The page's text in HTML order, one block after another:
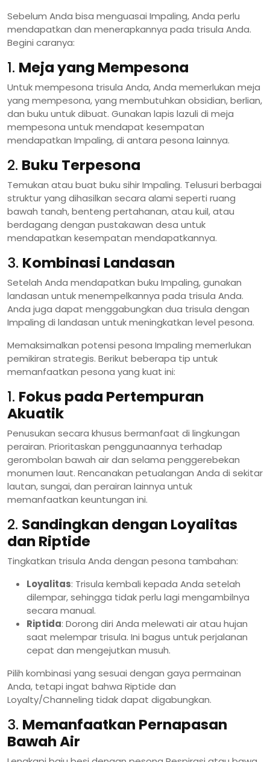
Sebelum Anda bisa menguasai Impaling, Anda perlu
mendapatkan dan menerapkannya pada trisula Anda.
Begini caranya:
1. Meja yang Mempesona
Untuk mempesona trisula Anda, Anda memerlukan meja
yang mempesona, yang membutuhkan obsidian, berlian,
dan buku untuk dibuat. Gunakan lapis lazuli di meja
mempesona untuk mendapat kesempatan
mendapatkan Impaling, di antara pesona lainnya.
2. Buku Terpesona
Temukan atau buat buku sihir Impaling. Telusuri berbagai
struktur yang dihasilkan secara alami seperti ruang
bawah tanah, benteng pertahanan, atau kuil, atau
berdagang dengan pustakawan desa untuk
mendapatkan kesempatan mendapatkannya.
3. Kombinasi Landasan
Setelah Anda mendapatkan buku Impaling, gunakan
landasan untuk menempelkannya pada trisula Anda.
Anda juga dapat menggabungkan dua trisula dengan
Impaling di landasan untuk meningkatkan level pesona.
Memaksimalkan potensi pesona Impaling memerlukan
pemikiran strategis. Berikut beberapa tip untuk
memanfaatkan pesona yang kuat ini:
1. Fokus pada Pertempuran
Akuatik
Penusukan secara khusus bermanfaat di lingkungan
perairan. Prioritaskan penggunaannya terhadap
gerombolan bawah air dan selama penggerebekan
monumen laut. Rencanakan petualangan Anda di sekitar
lautan, sungai, dan perairan lainnya untuk
memanfaatkan keuntungan ini.
2. Sandingkan dengan Loyalitas
dan Riptide
Tingkatkan trisula Anda dengan pesona tambahan:
Loyalitas: Trisula kembali kepada Anda setelah
dilempar, sehingga tidak perlu lagi mengambilnya
secara manual.
Riptida: Dorong diri Anda melewati air atau hujan
saat melempar trisula. Ini bagus untuk perjalanan
cepat dan mengejutkan musuh.
Pilih kombinasi yang sesuai dengan gaya permainan
Anda, tetapi ingat bahwa Riptide dan
Loyalty/Channeling tidak dapat digabungkan.
3. Memanfaatkan Pernapasan
Bawah Air